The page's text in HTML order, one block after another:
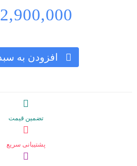
2,900,000
تضمین قیمت
پشتیبانی سریع